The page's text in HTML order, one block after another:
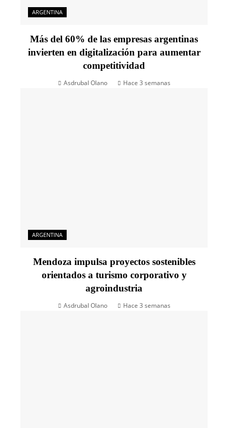
ARGENTINA
Más del 60% de las empresas argentinas
invierten en digitalización para aumentar
competitividad
Asdrubal Olano Hace 3 semanas
ARGENTINA
Mendoza impulsa proyectos sostenibles
orientados a turismo corporativo y
agroindustria
Asdrubal Olano Hace 3 semanas